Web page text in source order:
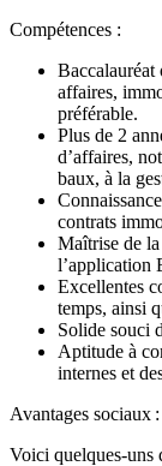
Compétences :
affaires,
préférable.
Plus de 2
d’affaires,
baux, à la
contrats
Maîtrise de
l’application
Excellentes
temps, ainsi
Solide souci
Aptitude à
internes et
Avantages sociaux :
Voici quelques-uns